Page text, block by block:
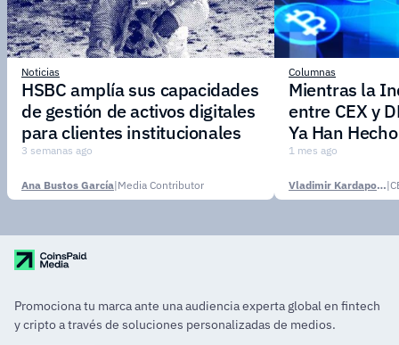
Noticias
HSBC amplía sus capacidades
de gestión de activos digitales
para clientes institucionales
3 semanas ago
Ana Bustos García|Media Contributor
Columnas
Mientras la
entre CEX y
Ya Han
1 mes ago
Vladimir Kardapoltsev|
Promociona tu marca ante una audiencia experta global en fintech
y cripto a través de soluciones personalizadas de medios.